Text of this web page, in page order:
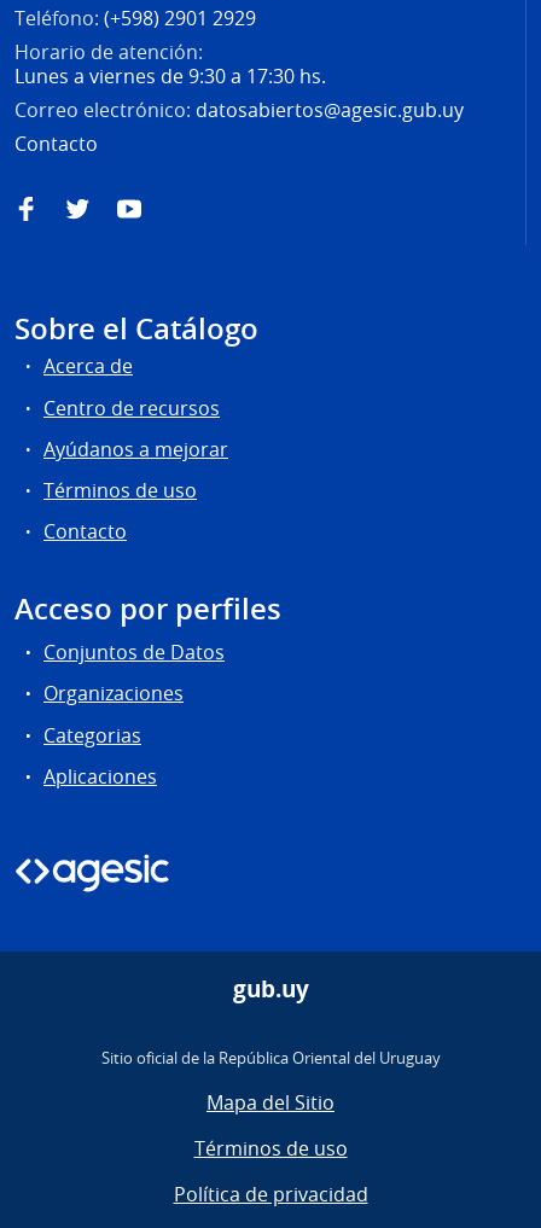
Teléfono: (+598) 2901 2929
Horario de atención:
Lunes a viernes de 9:30 a 17:30 hs.
Correo electrónico: datosabiertos@agesic.gub.uy
Contacto
FacebookTwitterYouTube
Sobre el Catálogo
Acerca de
Centro de recursos
Ayúdanos a mejorar
Términos de uso
Contacto
Acceso por perfiles
Conjuntos de Datos
Organizaciones
Categorias
Aplicaciones
gub.uy
Sitio oficial de la República Oriental del Uruguay
Mapa del Sitio
Términos de uso
Política de privacidad